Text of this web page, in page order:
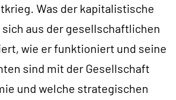
Was der kapitalistische
aus der gesellschaftlichen
wie er funktioniert und seine
sind mit der Gesellschaft
und welche strategischen